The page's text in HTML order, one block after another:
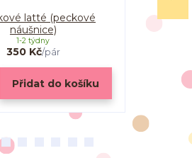
latté (peckové
náušnice)
350 Kč/pár
1-2 týdny
Přidat do košíku